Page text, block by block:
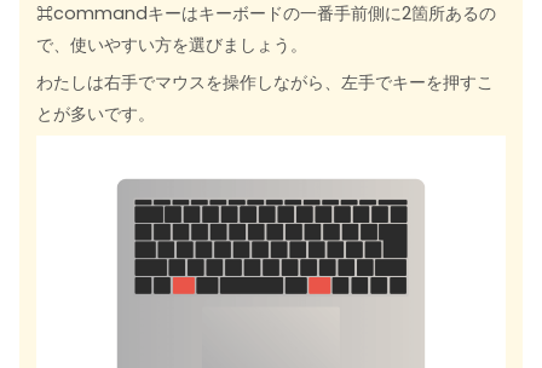
⌘commandキーはキーボードの一番手前側に2箇所あるの
で、使いやすい方を選びましょう。
わたしは右手でマウスを操作しながら、左手でキーを押すこ
とが多いです。